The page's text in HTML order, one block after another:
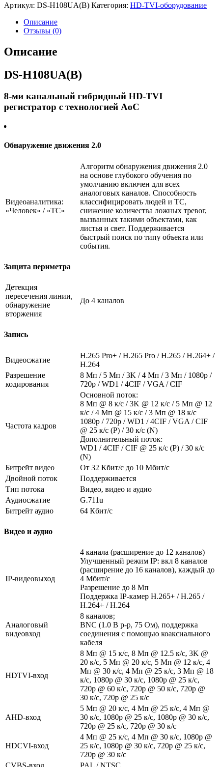
Артикул: DS-H108UA(B) Категория: HD-TVI-оборудование
Описание
Отзывы (0)
Описание
DS-H108UA(B)
8-ми канальный гибридный HD-TVI
регистратор c технологией AoC
Обнаружение движения 2.0
Видеоаналитика:
«Человек» / «ТС»
Алгоритм обнаружения движения 2.0
на основе глубокого обучения по
умолчанию включен для всех
аналоговых каналов. Способность
классифицировать людей и ТС,
снижение количества ложных тревог,
вызванных такими объектами, как
листья и свет. Поддерживается
быстрый поиск по типу объекта или
события.
Защита периметра
Детекция
пересечения линии,
обнаружение
вторжения
До 4 каналов
Запись
Видеосжатие
H.265 Pro+ / H.265 Pro / H.265 / H.264+ /
H.264
Разрешение
кодирования
8 Мп / 5 Мп / 3K / 4 Мп / 3 Мп / 1080p /
720p / WD1 / 4CIF / VGA / CIF
Частота кадров
Основной поток:
8 Мп @ 8 к/с / 3K @ 12 к/с / 5 Мп @ 12
к/с / 4 Мп @ 15 к/с / 3 Мп @ 18 к/с
1080p / 720p / WD1 / 4CIF / VGA / CIF
@ 25 к/с (P) / 30 к/с (N)
Дополнительный поток:
WD1 / 4CIF / CIF @ 25 к/с (P) / 30 к/с
(N)
Битрейт видео
От 32 Кбит/с до 10 Мбит/с
Двойной поток
Поддерживается
Тип потока
Видео, видео и аудио
Аудиосжатие
G.711u
Битрейт аудио
64 Кбит/с
Видео и аудио
IP-видеовыход
4 канала (расширение до 12 каналов)
Улучшенный режим IP: вкл 8 каналов
(расширение до 16 каналов), каждый до
4 Мбит/с
Разрешение до 8 Мп
Поддержка IP-камер H.265+ / H.265 /
H.264+ / H.264
Аналоговый
видеовход
8 каналов;
BNC (1.0 В p-p, 75 Ом), поддержка
соединения с помощью коаксиального
кабеля
HDTVI-вход
8 Мп @ 15 к/с, 8 Мп @ 12.5 к/с, 3K @
20 к/с, 5 Мп @ 20 к/с, 5 Мп @ 12 к/с, 4
Мп @ 30 к/с, 4 Мп @ 25 к/с, 3 Мп @ 18
к/с, 1080p @ 30 к/с, 1080p @ 25 к/с,
720p @ 60 к/с, 720p @ 50 к/с, 720p @
30 к/с, 720p @ 25 к/с
AHD-вход
5 Мп @ 20 к/с, 4 Мп @ 25 к/с, 4 Мп @
30 к/с, 1080p @ 25 к/с, 1080p @ 30 к/с,
720p @ 25 к/с, 720p @ 30 к/с
HDCVI-вход
4 Мп @ 25 к/с, 4 Мп @ 30 к/с, 1080p @
25 к/с, 1080p @ 30 к/с, 720p @ 25 к/с,
720p @ 30 к/с